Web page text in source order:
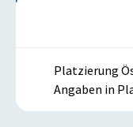
Platzierung
Angaben in